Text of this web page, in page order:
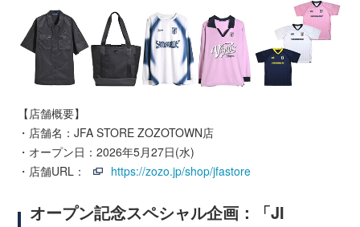
【店舗概要】
・店舗名：JFA STORE ZOZOTOWN店
・オープン日：2026年5月27日(水)
・店舗URL：
https://zozo.jp/shop/jfastore
オープン記念スペシャル企画：「JI